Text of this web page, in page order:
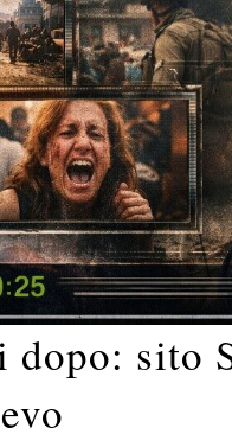
sito